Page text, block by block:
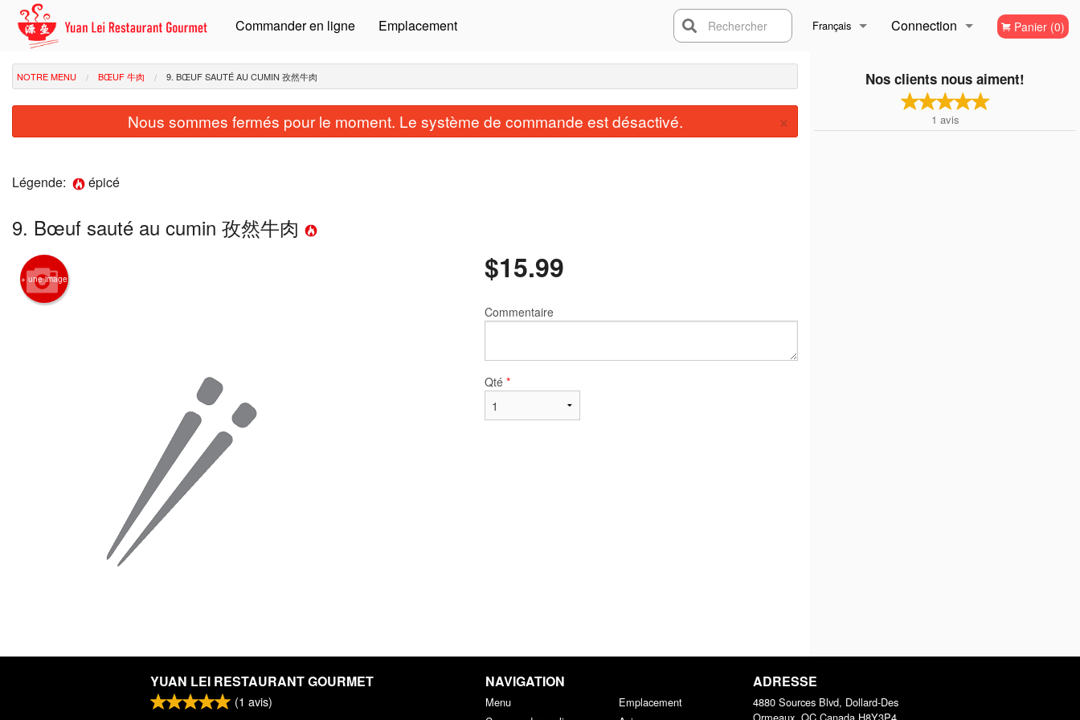
Commander en ligne Emplacement Français
English
Connection
Inscription
Panier (0)
Rechercher
Nos clients nous aiment!
1 avis
NOTRE MENU BŒUF 牛肉 9. BŒUF SAUTÉ AU CUMIN 孜然牛肉
Nous sommes fermés pour le moment. Le système de commande est désactivé. ×
Légende: épicé
9. Bœuf sauté au cumin 孜然牛肉
+ une image $15.99
Commentaire
Qté *
YUAN LEI RESTAURANT GOURMET
(1 avis)
NAVIGATION
Menu
Emplacement
ADRESSE
4880 Sources Blvd, Dollard-Des